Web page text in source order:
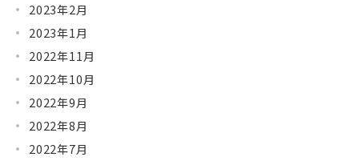
2023年2月
2023年1月
2022年11月
2022年10月
2022年9月
2022年8月
2022年7月